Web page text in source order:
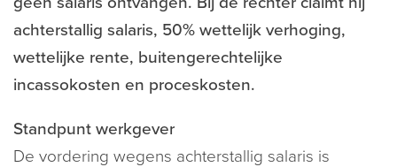
achterstallig salaris, 50% wettelijk verhoging,
wettelijke rente, buitengerechtelijke
incassokosten en proceskosten.
Standpunt werkgever
De vordering wegens achterstallig salaris is